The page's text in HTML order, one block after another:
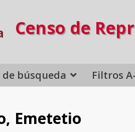
Censo de
búsqueda Filtros
Emetetio